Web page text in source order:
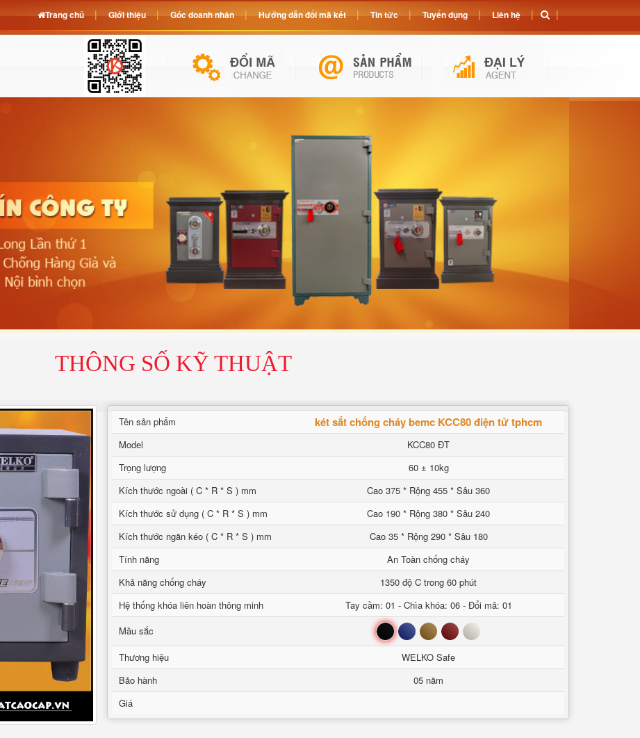
THÔNG SỐ KỸ THUẬT
Tên sản phẩm két sắt chống cháy bemc KCC80 điện tử tphcm
Model
KCC80 ĐT
Trọng lượng
60 ± 10kg
Kích thước ngoài ( C * R * S ) mm
Cao 375 * Rộng 455 * Sâu 360
Kích thước sử dụng ( C * R * S ) mm
Cao 190 * Rộng 380 * Sâu 240
Kích thước ngăn kéo ( C * R * S ) mm
Cao 35 * Rộng 290 * Sâu 180
Tính năng
An Toàn chống cháy
Khả năng chống cháy
1350 độ C trong 60 phút
Hệ thống khóa liên hoàn thông minh
Tay cầm: 01 - Chìa khóa: 06 - Đổi mã: 01
Mầu sắc
Đen Xanh Nâu Đỏ Trắng
Thương hiệu
WELKO Safe
Bảo hành
05 năm
Giá
Trang chủ Giới thiệu Góc doanh nhân Hướng dẫn đổi mã két Tin tức Tuyển dụng Liên hệ